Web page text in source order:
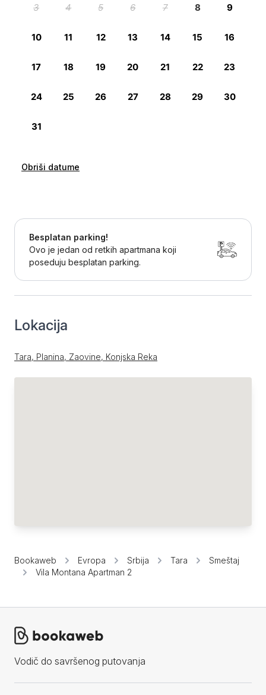
Obriši datume
Besplatan parking!
Ovo je jedan od retkih apartmana koji
poseduju besplatan parking.
Lokacija
Tara, Planina, Zaovine, Konjska Reka
Bookaweb Evropa Srbija Tara
Smeštaj
Vila Montana Apartman 2
Vodič do savršenog putovanja